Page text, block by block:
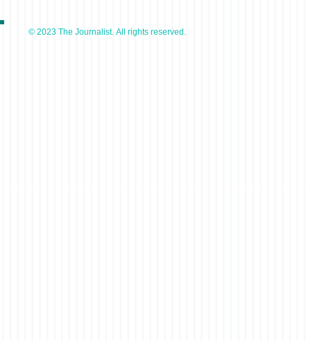
© 2023 The Journalist. All rights reserved.